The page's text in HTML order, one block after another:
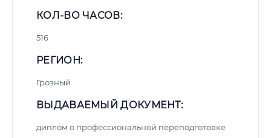
КОЛ-ВО ЧАСОВ:
516
РЕГИОН:
Грозный
ВЫДАВАЕМЫЙ ДОКУМЕНТ:
диплом о профессиональной переподготовке